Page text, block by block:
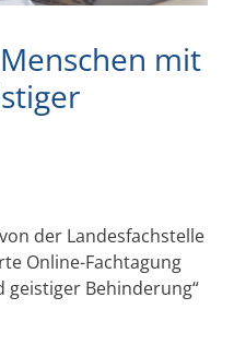
mit
der Landesfachstelle
Online-Fachtagung
geistiger Behinderung“